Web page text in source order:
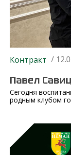
Контракт /
Павел
Сегодня
родным клубом